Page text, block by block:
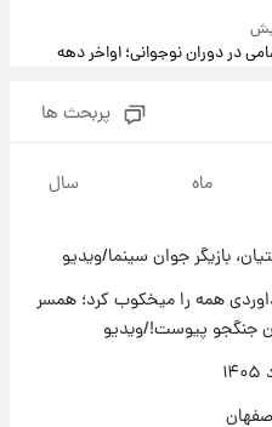
در دوران نوجوانی؛ اواخر دهه
ظاهر شد
پربحث ها
ماه سال
بازیگر جوان سینما/ویدیو
همه را میخکوب کرد؛ همسر
جنگجو پیوست!/ویدیو